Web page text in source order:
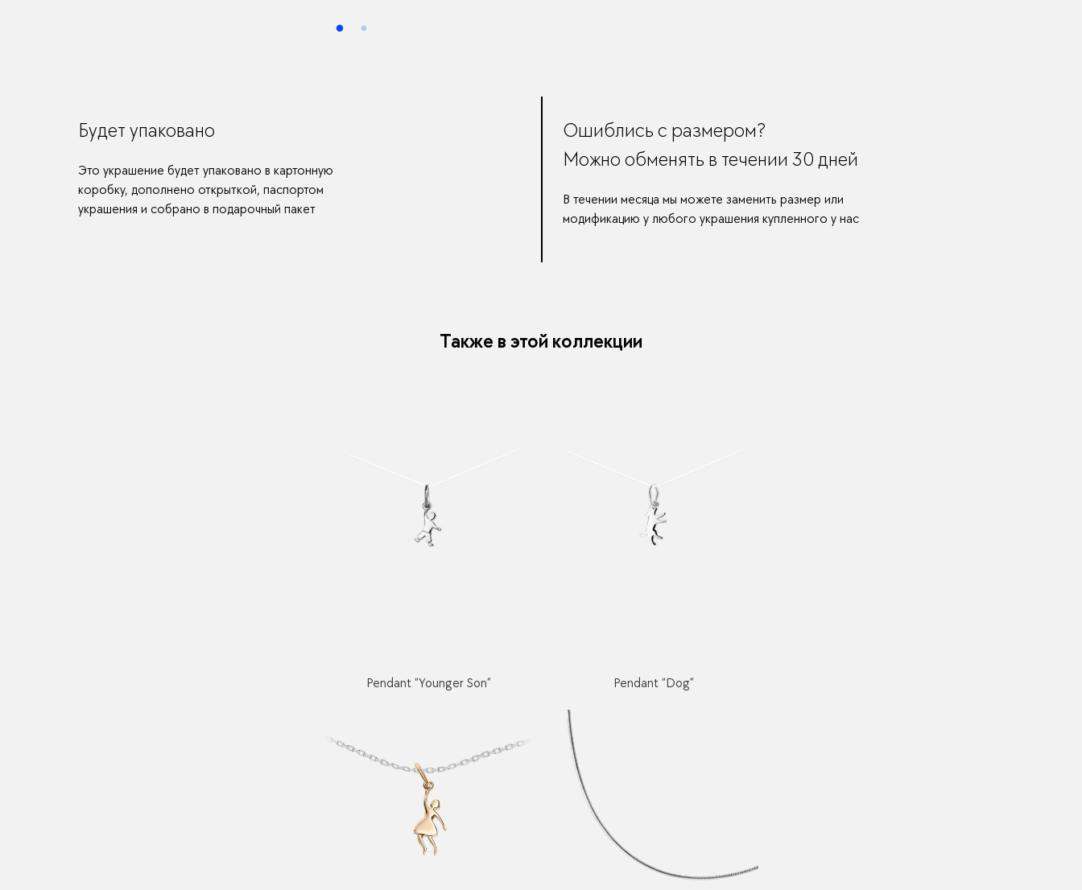
Будет упаковано
Это украшение будет упаковано в картонную
коробку, дополнено открыткой, паспортом
украшения и собрано в подарочный пакет
Ошиблись с размером?
Можно обменять в течении 30 дней
В течении месяца мы можете заменить размер или
модификацию у любого украшения купленного у нас
Также в этой коллекции
Pendant “Younger Son” Pendant “Dog”